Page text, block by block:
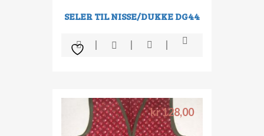
SELER TIL NISSE/DUKKE DG44
kr128,00